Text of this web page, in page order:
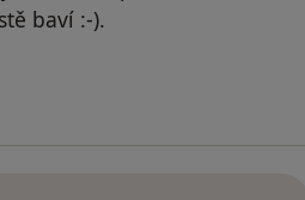
baví :-).